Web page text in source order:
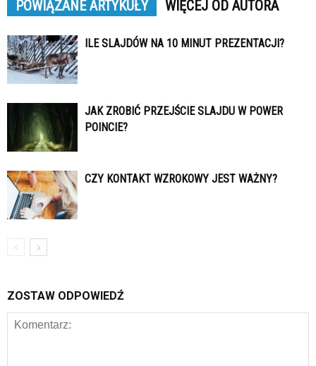
POWIĄZANE ARTYKUŁY WIĘCEJ OD AUTORA
ILE SLAJDÓW NA 10 MINUT PREZENTACJI?
JAK ZROBIĆ PRZEJŚCIE SLAJDU W POWER
POINCIE?
CZY KONTAKT WZROKOWY JEST WAŻNY?
ZOSTAW ODPOWIEDŹ